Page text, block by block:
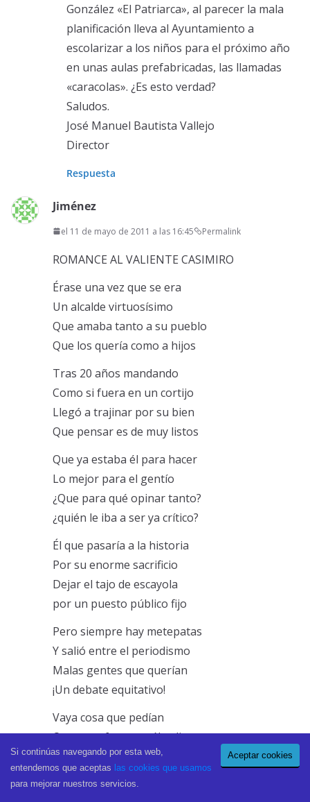
González «El Patriarca», al parecer la mala
planificación lleva al Ayuntamiento a
escolarizar a los niños para el próximo año
en unas aulas prefabricadas, las llamadas
«caracolas». ¿Es esto verdad?
Saludos.
José Manuel Bautista Vallejo
Director
Respuesta
Jiménez
el 11 de mayo de 2011 a las 16:45 Permalink
ROMANCE AL VALIENTE CASIMIRO
Érase una vez que se era
Un alcalde virtuosísimo
Que amaba tanto a su pueblo
Que los quería como a hijos
Tras 20 años mandando
Como si fuera en un cortijo
Llegó a trajinar por su bien
Que pensar es de muy listos
Que ya estaba él para hacer
Lo mejor para el gentío
¿Que para qué opinar tanto?
¿quién le iba a ser ya crítico?
Él que pasaría a la historia
Por su enorme sacrificio
Dejar el tajo de escayola
por un puesto público fijo
Pero siempre hay metepatas
Y salió entre el periodismo
Malas gentes que querían
¡Un debate equitativo!
Vaya cosa que pedían
Que se enfrentase él solito
Sin Santiaguito ni Soria
¡y con los del Tripartito!
Aceptar cookies
Si continúas navegando por esta web,
entendemos que aceptas las cookies que usamos
para mejorar nuestros servicios.